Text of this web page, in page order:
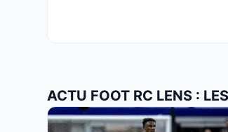
ACTU FOOT RC LENS :